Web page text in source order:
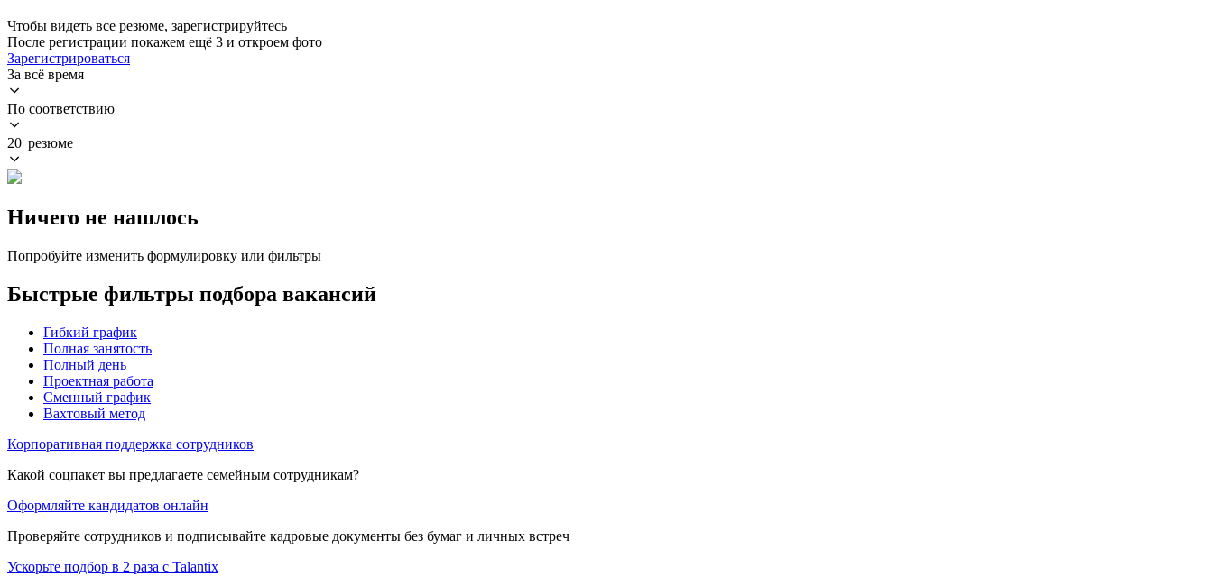
Чтобы видеть все резюме, зарегистрируйтесь
После регистрации покажем ещё 3 и откроем фото
Зарегистрироваться
За всё время
По соответствию
20 резюме
Ничего не нашлось
Попробуйте изменить формулировку или фильтры
Быстрые фильтры подбора вакансий
Гибкий график
Полная занятость
Полный день
Проектная работа
Сменный график
Вахтовый метод
Корпоративная поддержка сотрудников
Какой соцпакет вы предлагаете семейным сотрудникам?
Оформляйте кандидатов онлайн
Проверяйте сотрудников и подписывайте кадровые документы без бумаг и личных встреч
Ускорьте подбор в 2 раза с Talantix